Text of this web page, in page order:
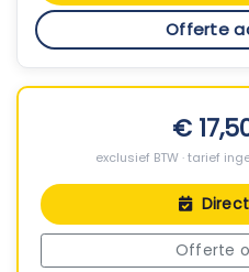
Offerte
€
exclusief BTW · tarief
Offerte